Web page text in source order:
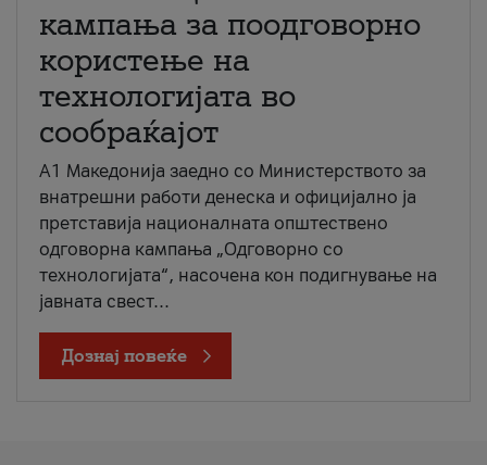
кампања за поодговорно
користење на
технологијата во
сообраќајот
A1 Македонија заедно со Министерството за
внатрешни работи денеска и официјално ја
претставија националната општествено
одговорна кампања „Одговорно со
технологијата“, насочена кон подигнување на
јавната свест...
Дознај повеќе